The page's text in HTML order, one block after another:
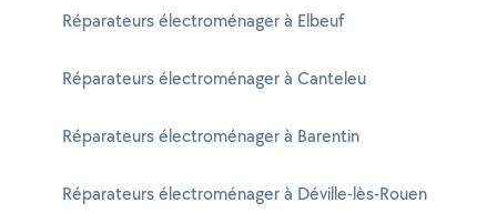
Réparateurs électroménager à Elbeuf
Réparateurs électroménager à Canteleu
Réparateurs électroménager à Barentin
Réparateurs électroménager à Déville-lès-Rouen